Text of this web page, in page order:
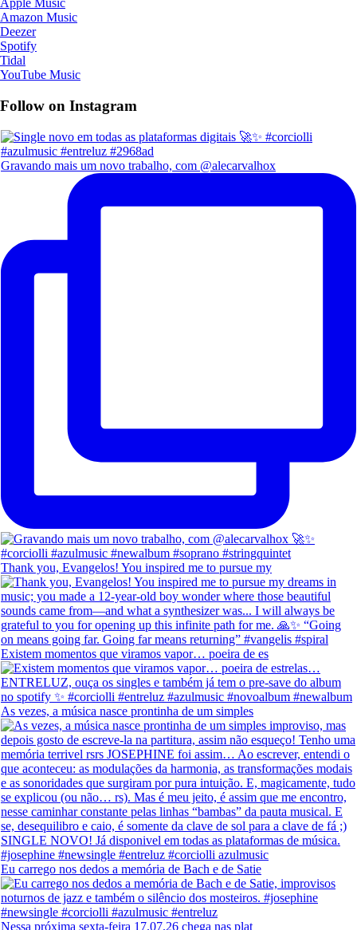
Amazon Music
Deezer
Spotify
Tidal
YouTube Music
Follow on Instagram
Gravando mais um novo trabalho, com @alecarvalhox
Thank you, Evangelos! You inspired me to pursue my
Existem momentos que viramos vapor… poeira de es
As vezes, a música nasce prontinha de um simples
Eu carrego nos dedos a memória de Bach e de Satie
Nessa próxima sexta-feira 17.07.26 chega nas plat